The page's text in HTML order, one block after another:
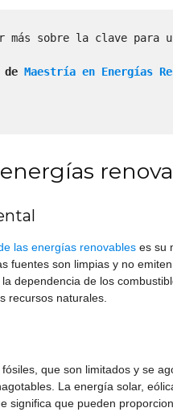
más sobre la clave para
de Maestría en Energías
las energías renovables es su
fuentes son limpias y no
dependencia de los
recursos naturales.
que son limitados y se
La energía solar,
significa que pueden